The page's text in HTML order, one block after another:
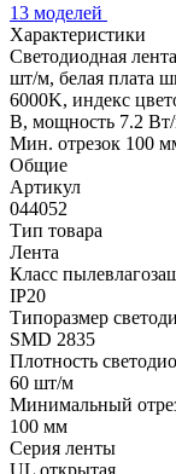
13 моделей
Характеристики
Светодиодная
шт/м, белая плата
6000K, индекс
В, мощность 7.2
Мин. отрезок 100
Общие
Артикул
044052
Тип товара
Лента
Класс
IP20
Типоразмер
SMD 2835
Плотность
60 шт/м
Минимальный
100 мм
Серия ленты
UL открытая